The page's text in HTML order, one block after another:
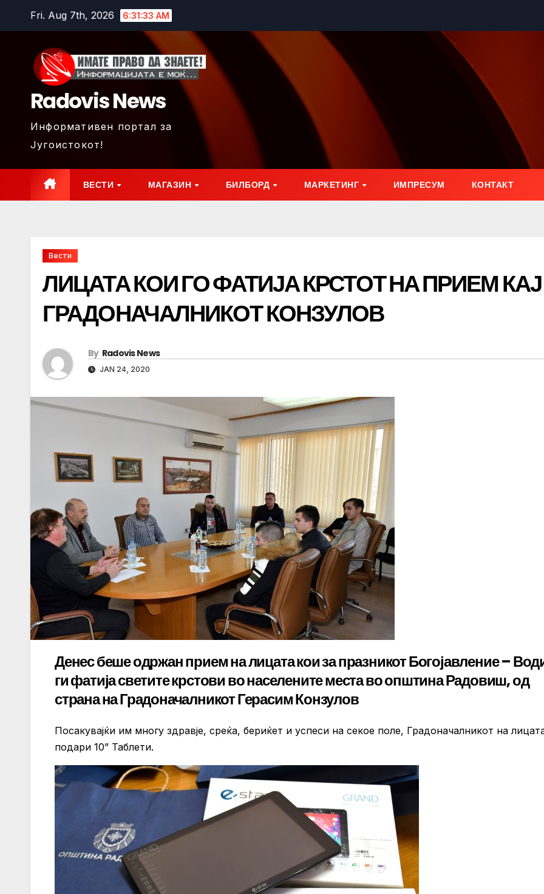
Fri. Aug 7th, 2026 6:31:34 AM
Radovis News
Информативен портал за
Југоистокот!
ВЕСТИ МАГАЗИН БИЛБОРД МАРКЕТИНГ ИМПРЕСУМ КОНТАКТ
Вести
ЛИЦАТА КОИ ГО ФАТИЈА КРСТОТ НА ПРИЕМ КАЈ
ГРАДОНАЧАЛНИКОТ КОНЗУЛОВ
By Radovis News
JAN 24, 2020
Денес беше одржан прием на лицата кои за празникот Богојавление –
ги фатија светите крстови во населените места во општина Радовиш, од
страна на Градоначалникот Герасим Конзулов
Посакувајќи им многу здравје, среќа, бериќет и успеси на секое поле, Градоначалникот на
подари 10” Таблети.